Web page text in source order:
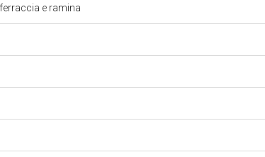
e ramina